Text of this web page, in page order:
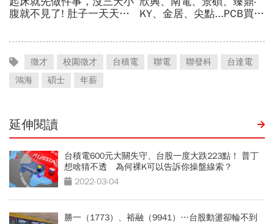
徵才 校園徵才 台積電 聯電 聯發科
台達電
鴻海
碩士 年薪
延伸閱讀
台積電600元大關失守、台股一度大跌223點！ 普丁
想啥猜不透 為何裸K可以告訴你操盤線索？
2022-03-04
勝一（1773）、裕融（9941）…台股動盪卻輪不到